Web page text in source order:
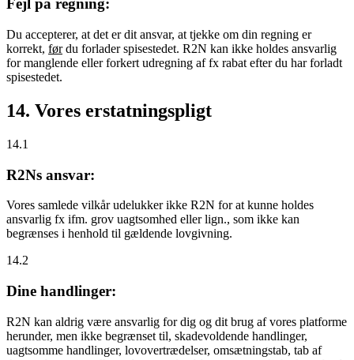
Fejl på regning:
Du accepterer, at det er dit ansvar, at tjekke om din regning er
korrekt, førdu forlader spisestedet. R2N kan ikke holdes ansvarlig
for manglende eller forkert udregning af fx rabat efter du har forladt
spisestedet.
14. Vores erstatningspligt
14.1
R2Ns ansvar:
Vores samlede vilkår udelukker ikke R2N for at kunne holdes
ansvarlig fx ifm. grov uagtsomhed eller lign., som ikke kan
begrænses i henhold til gældende lovgivning.
14.2
Dine handlinger:
R2N kan aldrig være ansvarlig for dig og dit brug af vores platforme
herunder, men ikke begrænset til, skadevoldende handlinger,
uagtsomme handlinger, lovovertrædelser, omsætningstab, tab af